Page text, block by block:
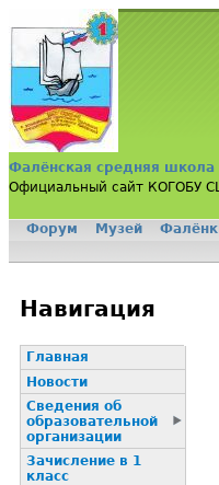
Jump to navigation
Фалёнская средняя школа
Официальный сайт КОГОБУ
Форум Музей
Навигация
Главная
Новости
Сведения об
образовательной
организации
Зачисление в 1
класс